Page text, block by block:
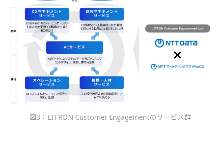
図3：LITRON Customer Engagementのサービス群